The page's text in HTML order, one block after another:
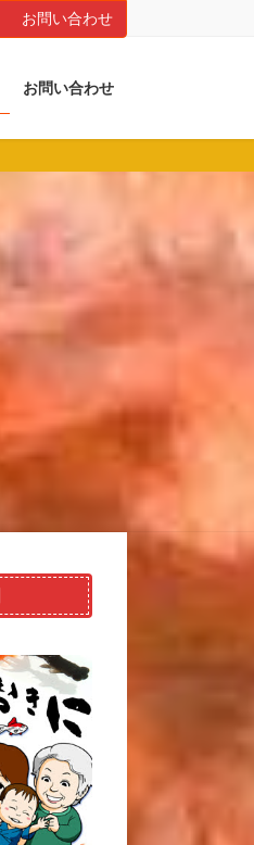
お問い合わせ
お問い合わせ